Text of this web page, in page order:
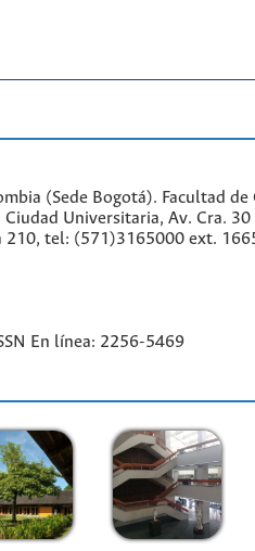
(Sede Bogotá). Facultad de
Universitaria, Av. Cra.
tel: (571)3165000 ext.
En línea: 2256-5469